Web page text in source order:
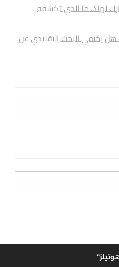
لها؟.. ما الذي تكشفه
هل يختفي البحث التقليدي عن